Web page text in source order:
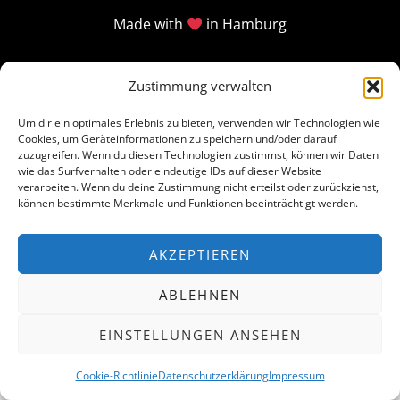
Zustimmung verwalten
Um dir ein optimales Erlebnis zu bieten, verwenden wir Technologien wie
Cookies, um Geräteinformationen zu speichern und/oder darauf
zuzugreifen. Wenn du diesen Technologien zustimmst, können wir Daten
wie das Surfverhalten oder eindeutige IDs auf dieser Website
verarbeiten. Wenn du deine Zustimmung nicht erteilst oder zurückziehst,
können bestimmte Merkmale und Funktionen beeinträchtigt werden.
AKZEPTIEREN
ABLEHNEN
EINSTELLUNGEN ANSEHEN
Cookie-RichtlinieDatenschutzerklärungImpressum
Made with in Hamburg